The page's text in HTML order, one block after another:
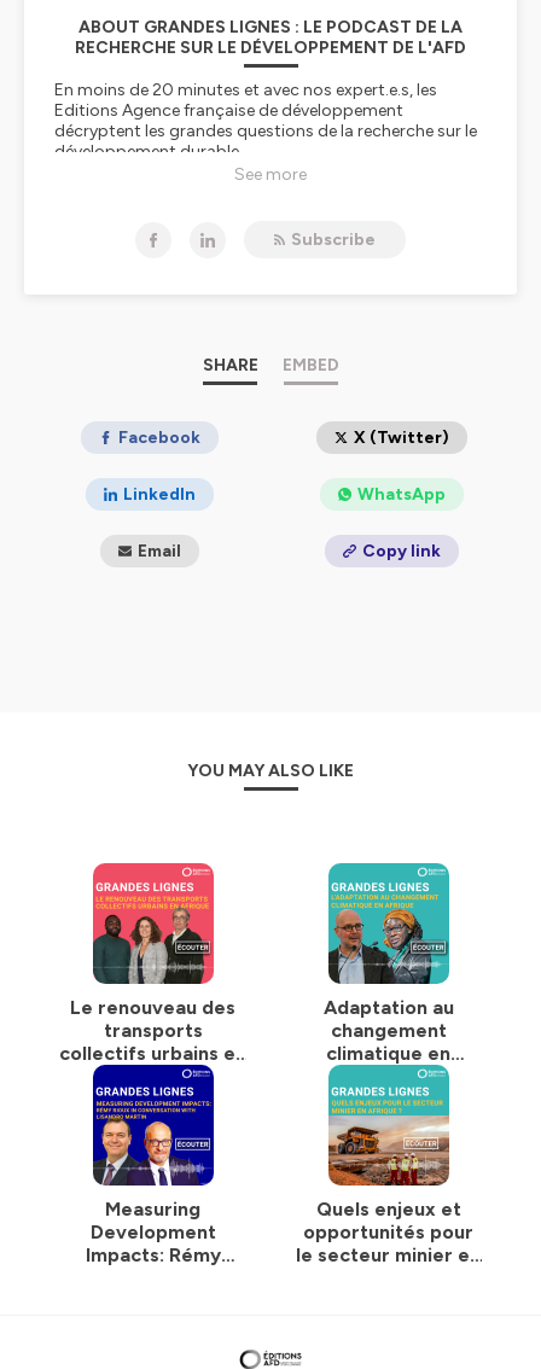
ABOUT GRANDES LIGNES : LE PODCAST DE LA
RECHERCHE SUR LE DÉVELOPPEMENT DE L'AFD
En moins de 20 minutes et avec nos expert.e.s, les
Editions Agence française de développement
décryptent les grandes questions de la recherche sur le
développement durable.
See more
Subscribe
SHARE EMBED
Facebook X (Twitter)
LinkedIn WhatsApp
Email Copy link
YOU MAY ALSO LIKE
Le renouveau des
transports
collectifs urbains en
Afrique
Adaptation au
changement
climatique en
Afrique :
comprendre,
planifier, investir
Measuring
Development
Impacts: Rémy
Quels enjeux et
opportunités pour
le secteur minier en